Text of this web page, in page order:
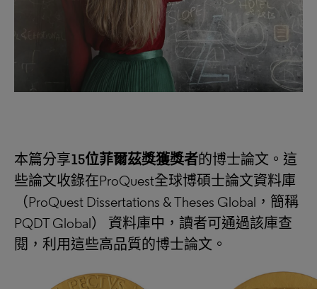
本篇分享15位菲爾茲獎獲獎者的博士論文。這
些論文收錄在ProQuest全球博碩士論文資料庫
（ProQuest Dissertations & Theses Global，簡稱
PQDT Global） 資料庫中，讀者可通過該庫查
閱，利用這些高品質的博士論文。